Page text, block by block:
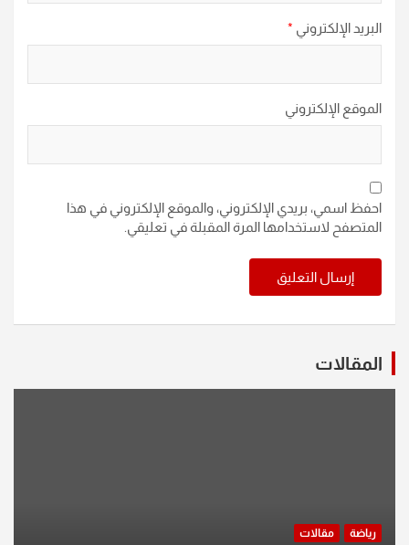
البريد الإلكتروني *
الموقع الإلكتروني
احفظ اسمي، بريدي الإلكتروني، والموقع الإلكتروني في هذا
المتصفح لاستخدامها المرة المقبلة في تعليقي.
المقالات
رياضة مقالات